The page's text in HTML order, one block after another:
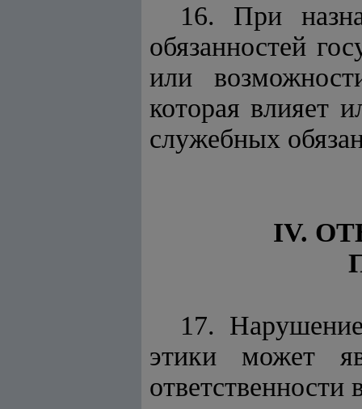
16. При
обязанностей
или
которая влияет
служебных
IV.
17.
этики может
ответственности